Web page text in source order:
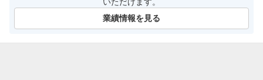
業績情報を見る